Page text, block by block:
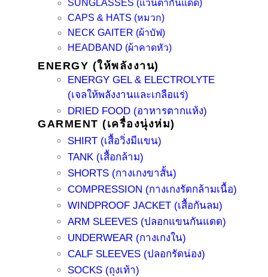
SUNGLASSES (แว่นตากันแดด)
CAPS & HATS (หมวก)
NECK GAITER (ผ้าบัฟ)
HEADBAND (ผ้าคาดหัว)
ENERGY (ให้พลังงาน)
ENERGY GEL & ELECTROLYTE
(เจลให้พลังงานและเกลือแร่)
DRIED FOOD (อาหารตากแห้ง)
GARMENT (เครื่องนุ่งห่ม)
SHIRT (เสื้อวิ่งมีแขน)
TANK (เสื้อกล้าม)
SHORTS (กางเกงขาสั้น)
COMPRESSION (กางเกงรัดกล้ามเนื้อ)
WINDPROOF JACKET (เสื้อกันลม)
ARM SLEEVES (ปลอกแขนกันแดด)
UNDERWEAR (กางเกงใน)
CALF SLEEVES (ปลอกรัดน่อง)
SOCKS (ถุงเท้า)